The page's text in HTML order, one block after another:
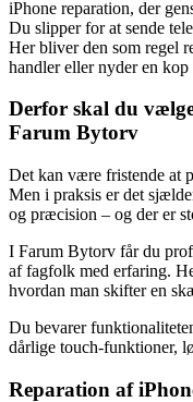
iPhone reparation, der
Du slipper for at sende
Her bliver den som regel
handler eller nyder en kop
Derfor skal du
Farum Bytorv
Det kan være fristende at
Men i praksis er det
og præcision – og der er
I Farum Bytorv får du
af fagfolk med erfaring.
hvordan man skifter en
Du bevarer
dårlige touch-funktioner,
Reparation af